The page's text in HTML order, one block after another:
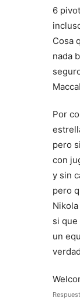
6
Cosa
nada
Por
pero
con
y sin
pero
si que
un